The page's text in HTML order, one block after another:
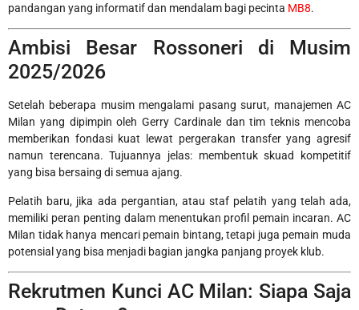
pandangan yang informatif dan mendalam bagi pecinta MB8.
Ambisi Besar Rossoneri di Musim
2025/2026
Setelah beberapa musim mengalami pasang surut, manajemen AC
Milan yang dipimpin oleh Gerry Cardinale dan tim teknis mencoba
memberikan fondasi kuat lewat pergerakan transfer yang agresif
namun terencana. Tujuannya jelas: membentuk skuad kompetitif
yang bisa bersaing di semua ajang.
Pelatih baru, jika ada pergantian, atau staf pelatih yang telah ada,
memiliki peran penting dalam menentukan profil pemain incaran. AC
Milan tidak hanya mencari pemain bintang, tetapi juga pemain muda
potensial yang bisa menjadi bagian jangka panjang proyek klub.
Rekrutmen Kunci AC Milan: Siapa Saja